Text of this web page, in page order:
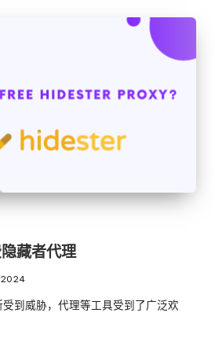
藏者代理
到威胁，代理等工具受到了广泛欢